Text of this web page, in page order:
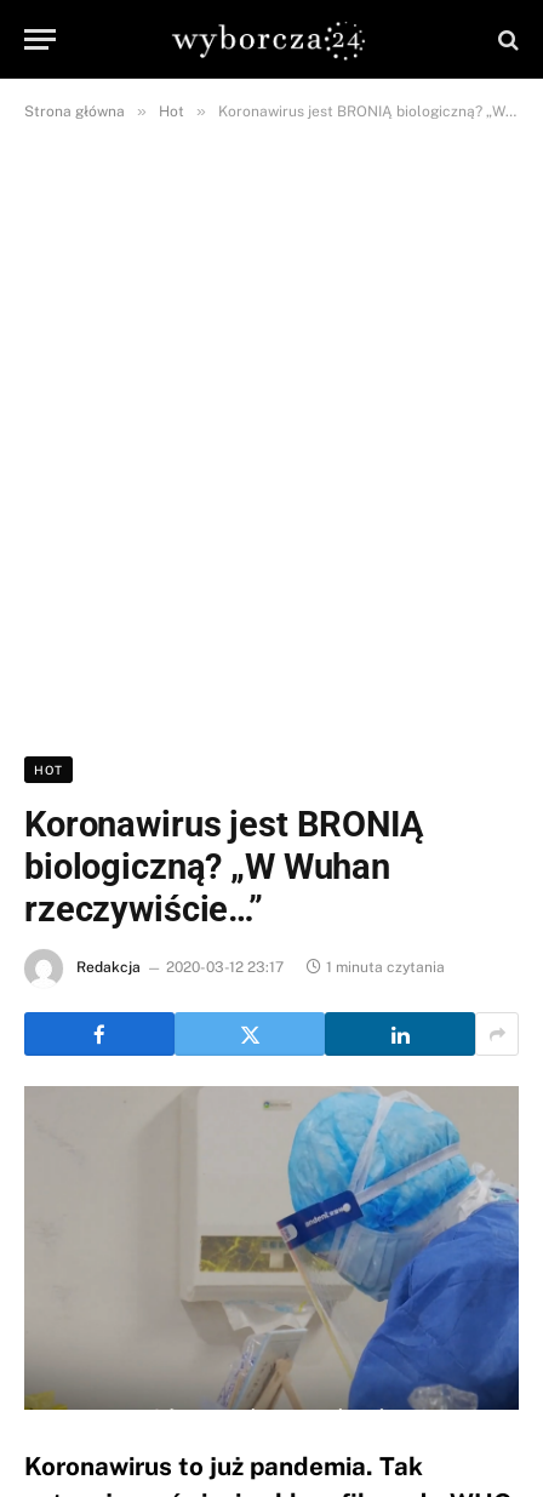
Strona główna » Hot » Koronawirus jest BRONIĄ biologiczną? „W Wuhan rzeczywiście…”
HOT
Koronawirus jest BRONIĄ
biologiczną? „W Wuhan
rzeczywiście…”
Redakcja 2020-03-12 23:17 1 minuta czytania
Koronawirus to już pandemia. Tak